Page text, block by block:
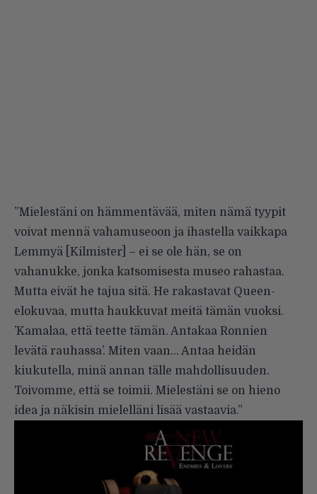
”Mielestäni on hämmentävää, miten nämä tyypit
voivat mennä vahamuseoon ja ihastella vaikkapa
Lemmyä [Kilmister] – ei se ole hän, se on
vahanukke, jonka katsomisesta museo rahastaa.
Mutta eivät he tajua sitä. He rakastavat Queen-
elokuvaa, mutta haukkuvat meitä tämän vuoksi.
’Kamalaa, että teette tämän. Antakaa Ronnien
levätä rauhassa’. Miten vaan… Antaa heidän
kiukutella, minä annan tälle mahdollisuuden.
Toivomme, että se toimii. Mielestäni se on hieno
idea ja näkisin mielelläni lisää vastaavia.”